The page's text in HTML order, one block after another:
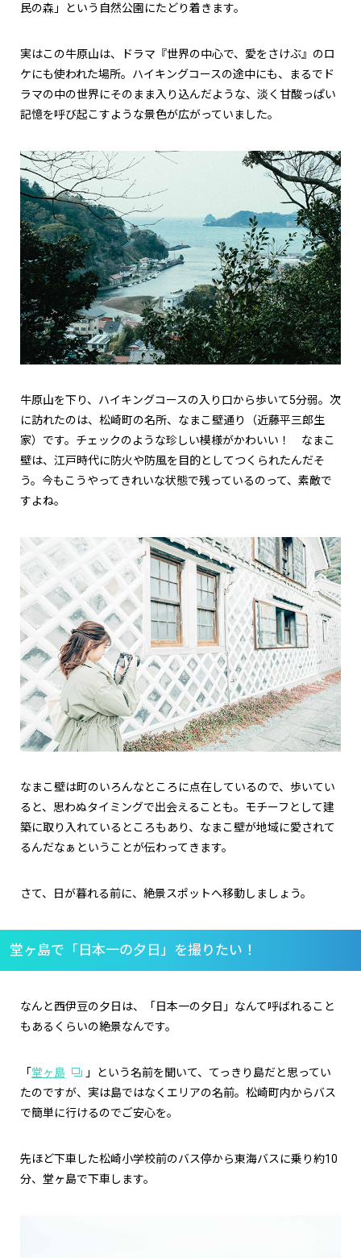
民の森」という自然公園にたどり着きます。
実はこの牛原山は、ドラマ『世界の中心で、愛をさけぶ』のロ
ケにも使われた場所。ハイキングコースの途中にも、まるでド
ラマの中の世界にそのまま入り込んだような、淡く甘酸っぱい
記憶を呼び起こすような景色が広がっていました。
牛原山を下り、ハイキングコースの入り口から歩いて5分弱。次
に訪れたのは、松崎町の名所、なまこ壁通り（近藤平三郎生
家）です。チェックのような珍しい模様がかわいい！ なまこ
壁は、江戸時代に防火や防風を目的としてつくられたんだそ
う。今もこうやってきれいな状態で残っているのって、素敵で
すよね。
なまこ壁は町のいろんなところに点在しているので、歩いてい
ると、思わぬタイミングで出会えることも。モチーフとして建
築に取り入れているところもあり、なまこ壁が地域に愛されて
るんだなぁということが伝わってきます。
さて、日が暮れる前に、絶景スポットへ移動しましょう。
堂ヶ島で「日本一の夕日」を撮りたい！
なんと西伊豆の夕日は、「日本一の夕日」なんて呼ばれること
もあるくらいの絶景なんです。
「 堂ヶ島
」という名前を聞いて、てっきり島だと思ってい
たのですが、実は島ではなくエリアの名前。松崎町内からバス
で簡単に行けるのでご安心を。
先ほど下車した松崎小学校前のバス停から東海バスに乗り約10
分、堂ヶ島で下車します。